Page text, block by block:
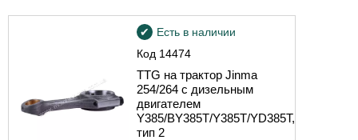
Код 14474
Есть в наличии
TTG на трактор Jinma
254/264 с дизельным
двигателем
Y385/BY385T/Y385T/YD385T,
тип 2